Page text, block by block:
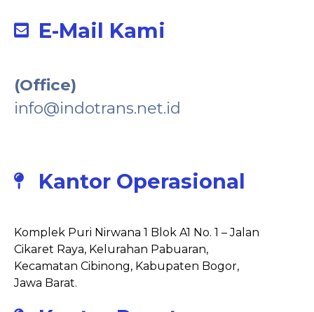
E-Mail Kami
(Office)
info@indotrans.net.id
Kantor Operasional
Komplek Puri Nirwana 1 Blok A1 No. 1 – Jalan
Cikaret Raya, Kelurahan Pabuaran,
Kecamatan Cibinong, Kabupaten Bogor,
Jawa Barat.